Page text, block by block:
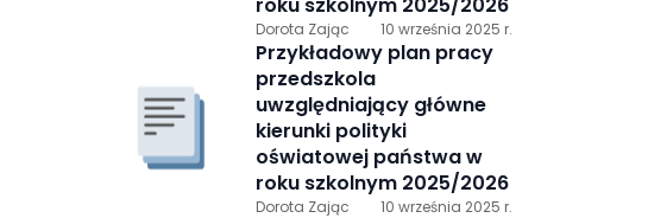
Dorota Zając 10 września 2025 r.
Przykładowy plan pracy
przedszkola
uwzględniający główne
kierunki polityki
oświatowej państwa w
roku szkolnym 2025/2026
Dorota Zając 10 września 2025 r.